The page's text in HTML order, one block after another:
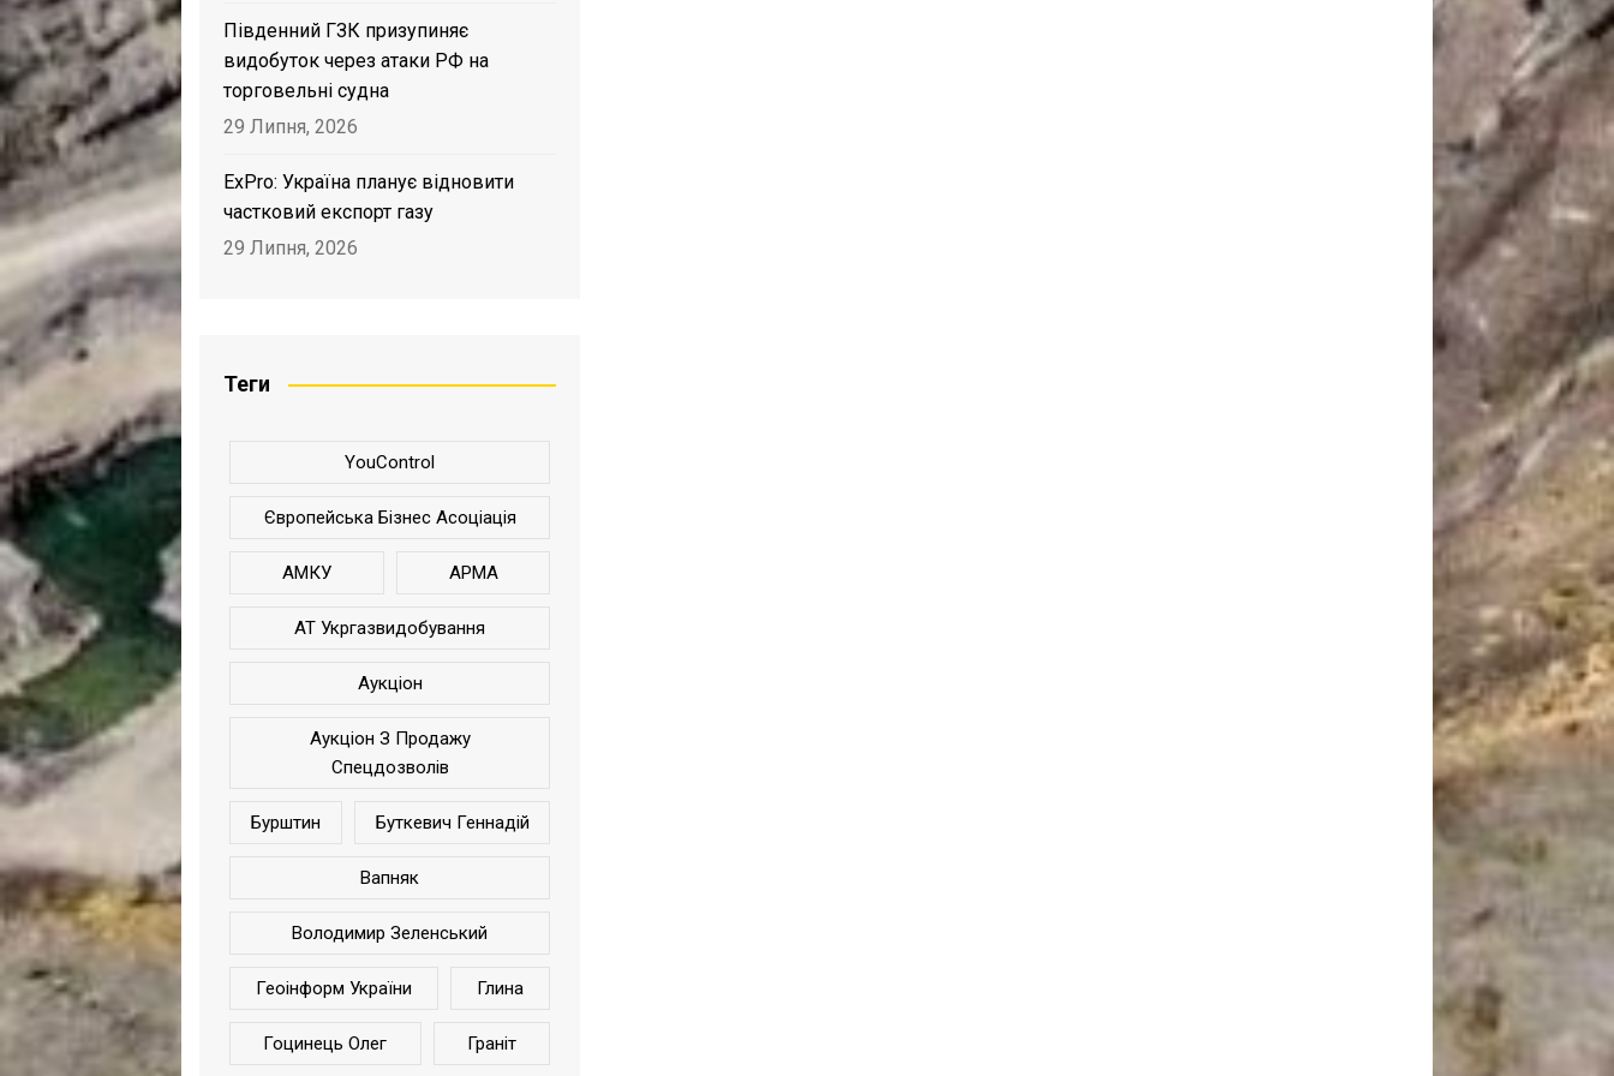
Південний ГЗК призупиняє
видобуток через атаки РФ на
торговельні судна
29 Липня, 2026
ExPro: Україна планує відновити
частковий експорт газу
29 Липня, 2026
Теги
YouControl
Європейська Бізнес Асоціація
АМКУ АРМА
АТ Укргазвидобування
Аукціон
Аукціон З Продажу
Спецдозволів
Бурштин Буткевич Геннадій
Вапняк
Володимир Зеленський
Геоінформ України Глина
Гоцинець Олег Граніт